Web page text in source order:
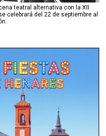
teatral alternativa con la XII
celebrará del 22 de septiembre al